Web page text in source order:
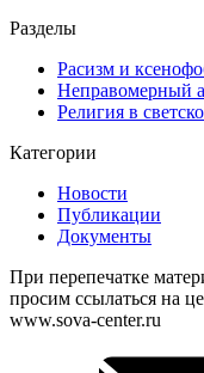
Разделы
Расизм и
Неправомерный
Религия в
Категории
Новости
Публикации
Документы
При перепечатке
просим ссылаться на
www.sova-center.ru